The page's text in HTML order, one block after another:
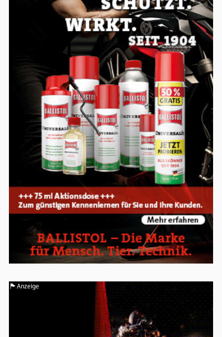
Anzeige
Dieser Cookie speichert die ausgewählten
Einverständnis-Optionen des Benutzers
Cookie Laufzeit:
1 Jahr
EXTERNE MEDIEN
Um Inhalte von Videoplattformen und
Social Media Plattformen anzeigen zu
können, werden von diesen externen
Medien Cookies gesetzt.
YouTube
Vimeo
Google Maps